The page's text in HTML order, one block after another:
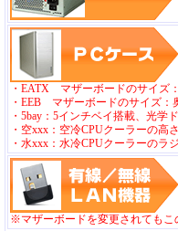
・EATX マザーボードのサイズ
・EEB マザーボードのサイズ：
・5bay：5インチベイ搭載、光学
・空xxx：空冷CPUクーラーの高
・水xxx：水冷CPUクーラーのラ
※マザーボードを変更されてもこ